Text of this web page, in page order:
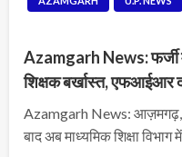
Azamgarh News: फर्जी
शिक्षक बर्खास्त,
Azamgarh News: आज़मगढ़,
बाद अब माध्यमिक शिक्षा